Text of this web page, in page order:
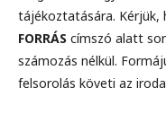
tájékoztatására. Kérjük,
FORRÁS címszó alatt
számozás nélkül.
felsorolás követi az